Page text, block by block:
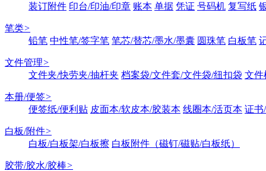
装订附件 印台/印油/印章 账本 单据 凭证 号码机 复写纸
笔类>
铅笔 中性笔/签字笔 笔芯/替芯/墨水/墨囊 圆珠笔 白板笔
文件管理>
文件夹/快劳夹/抽杆夹 档案袋/文件套/文件袋/纽扣袋 文件
本册/便签>
便签纸/便利贴 皮面本/软皮本/胶装本 线圈本/活页本 证书
白板/附件>
白板/白板架/白板擦 白板附件（磁钉/磁贴/白板纸）
胶带/胶水/胶棒>